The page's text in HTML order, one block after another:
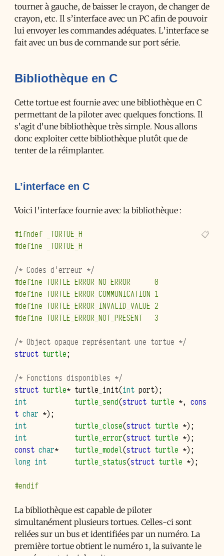
tourner à gauche, de baisser le crayon, de changer de
crayon, etc. Il s’interface avec un PC afin de pouvoir
lui envoyer les commandes adéquates. L’interface se
fait avec un bus de commande sur port série.
Bibliothèque en C
Cette tortue est fournie avec une bibliothèque en C
permettant de la piloter avec quelques fonctions. Il
s’agit d’une bibliothèque très simple. Nous allons
donc exploiter cette bibliothèque plutôt que de
tenter de la réimplanter.
L’interface en C
Voici l’interface fournie avec la bibliothèque :
#ifndef _TORTUE_H
#define _TORTUE_H
/* Codes d'erreur */
#define TURTLE_ERROR_NO_ERROR      0
#define TURTLE_ERROR_COMMUNICATION 1
#define TURTLE_ERROR_INVALID_VALUE 2
#define TURTLE_ERROR_NOT_PRESENT   3
/* Object opaque représentant une tortue */
struct turtle;
/* Fonctions disponibles */
struct turtle* turtle_init(int port);
int
turtle_send(struct turtle *, cons
t char *);
int
turtle_close(struct turtle *);
int
turtle_error(struct turtle *);
const char* turtle_model(struct turtle *);
long int turtle_status(struct turtle *);
#endif
La bibliothèque est capable de piloter
simultanément plusieurs tortues. Celles-ci sont
reliées sur un bus et identifiées par un numéro. La
première tortue obtient le numéro 1, la suivante le